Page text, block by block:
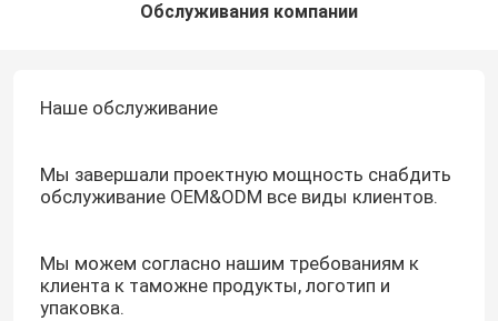
Обслуживания компании
Наше обслуживание
Мы завершали проектную мощность снабдить
обслуживание OEM&ODM все виды клиентов.
Мы можем согласно нашим требованиям к
клиента к таможне продукты, логотип и
упаковка.